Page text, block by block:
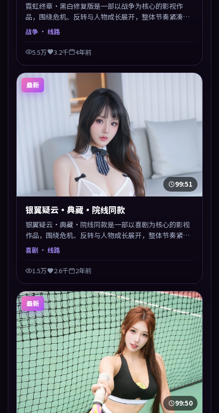
霓虹终章·黑白修复版是一部以战争为核心的影视作
品，围绕危机、反转与人物成长展开，整体节奏紧凑，
值得推荐观看。
战争 · 线路
5.5万 3.2千 4年前
最新
99:51
银翼疑云·典藏·院线同款
银翼疑云·典藏·院线同款是一部以喜剧为核心的影视
作品，围绕危机、反转与人物成长展开，整体节奏紧
凑，值得推荐观看。
喜剧 · 线路
1.5万 2.6千 2年前
最新
99:50